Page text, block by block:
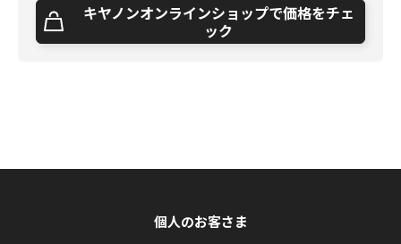
キヤノンオンラインショップで価格をチェ
ック
個人のお客さま